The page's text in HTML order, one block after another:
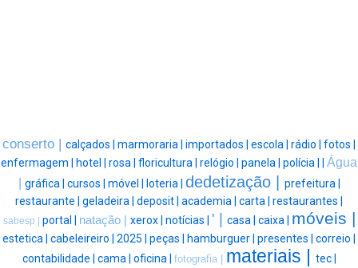
conserto | calçados | marmoraria | importados | escola | rádio | fotos |
enfermagem |
hotel | rosa | floricultura | relógio | panela | polícia |
Água
gráfica | cursos | móvel | loteria | dedetização |
prefeitura |
restaurante | geladeira | deposit | academia | carta | restaurantes |
sabesp | portal | natação | xerox | notícias | ' | casa | caixa | móveis |
estetica | cabeleireiro | 2025 | peças | hamburguer | presentes | correio |
contabilidade | cama | oficina | fotografia | materiais | tec |